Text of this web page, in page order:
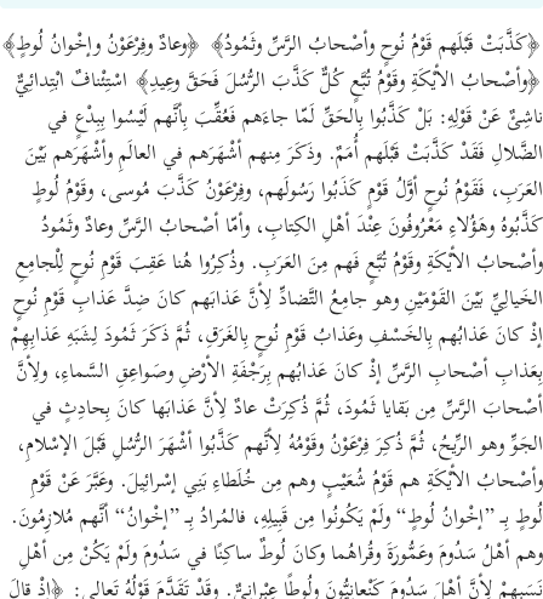
﴿كَذَّبَتْ قَبْلَهم قَوْمُ نُوحٍ وأصْحابُ الرَّسِّ وثَمُودُ﴾ ﴿وعادٌ وفِرْعَوْنُ وإخْوانُ لُوطٍ﴾
﴿وأصْحابُ الأيْكَةِ وقَوْمُ تُبَّعٍ كُلٌّ كَذَّبَ الرُّسُلَ فَحَقَّ وعِيدِ﴾ اسْتِئْنافٌ ابْتِدائِيٌّ
ناشِئٌ عَنْ قَوْلِهِ: بَلْ كَذَّبُوا بِالحَقِّ لَمّا جاءَهم فَعُقِّبَ بِأنَّهم لَيْسُوا بِبِدْعٍ في
الضَّلالِ فَقَدْ كَذَّبَتْ قَبْلَهم أُمَمٌ. وذَكَرَ مِنهم أشْهَرَهم في العالَمِ وأشْهَرَهم بَيْنَ
العَرَبِ، فَقَوْمُ نُوحٍ أوَّلُ قَوْمٍ كَذَبُوا رَسُولَهم، وفِرْعَوْنُ كَذَّبَ مُوسى، وقَوْمُ لُوطٍ
كَذَّبُوهُ وهَؤُلاءِ مَعْرُوفُونَ عِنْدَ أهْلِ الكِتابِ، وأمّا أصْحابُ الرَّسِّ وعادٌ وثَمُودُ
وأصْحابُ الأيْكَةِ وقَوْمُ تُبَّعٍ فَهم مِنَ العَرَبِ. وذُكِرُوا هُنا عَقِبَ قَوْمِ نُوحٍ لِلْجامِعِ
الخَيالِيِّ بَيْنَ القَوْمَيْنِ وهو جامِعُ التَّضادِّ لِأنَّ عَذابَهم كانَ ضِدَّ عَذابِ قَوْمِ نُوحٍ
إذْ كانَ عَذابُهم بِالخَسْفِ وعَذابُ قَوْمِ نُوحٍ بِالغَرَقِ، ثُمَّ ذَكَرَ ثَمُودَ لِشَبَهِ عَذابِهِمْ
بِعَذابِ أصْحابِ الرَّسِّ إذْ كانَ عَذابُهم بِرَجْفَةِ الأرْضِ وصَواعِقِ السَّماءِ، ولِأنَّ
أصْحابَ الرَّسِّ مِن بَقايا ثَمُودَ، ثُمَّ ذُكِرَتْ عادٌ لِأنَّ عَذابَها كانَ بِحادِثٍ في
الجَوِّ وهو الرِّيحُ، ثُمَّ ذُكِرَ فِرْعَوْنُ وقَوْمُهُ لِأنَّهم كَذَّبُوا أشْهَرَ الرُّسُلِ قَبْلَ الإسْلامِ،
وأصْحابُ الأيْكَةِ هم قَوْمُ شُعَيْبٍ وهم مِن خُلَطاءِ بَنِي إسْرائِيلَ. وعَبَّرَ عَنْ قَوْمِ
لُوطٍ بِـ ”إخْوانُ لُوطٍ“ ولَمْ يَكُونُوا مِن قَبِيلِهِ، فالمُرادُ بِـ ”إخْوانُ“ أنَّهم مُلازِمُونَ.
وهم أهْلُ سَدُومَ وعَمُّورَةَ وقُراهُما وكانَ لُوطٌ ساكِنًا في سَدُومَ ولَمْ يَكُنْ مِن أهْلِ
نَسَبِهِمْ لِأنَّ أهْلَ سَدُومَ كَنْعانِيُّونَ ولُوطًا عِبْرانِيٌّ. وقَدْ تَقَدَّمَ قَوْلُهُ تَعالى: ﴿إذْ قالَ